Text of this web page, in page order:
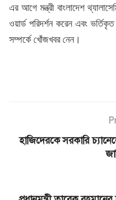
এর আগে মন্ত্রী বাংলাদেশ
ওয়ার্ড পরিদর্শন করেন এবং
সম্পর্কে খোঁজখবর নেন।
হাজিদেরকে সরকারি